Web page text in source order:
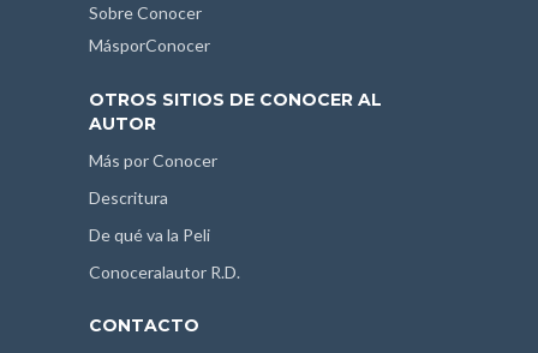
Sobre Conocer
MásporConocer
OTROS SITIOS DE CONOCER AL
AUTOR
Más por Conocer
Descritura
De qué va la Peli
Conoceralautor R.D.
CONTACTO